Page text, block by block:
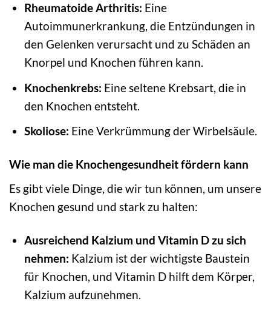
Rheumatoide Arthritis: Eine
Autoimmunerkrankung, die Entzündungen in
den Gelenken verursacht und zu Schäden an
Knorpel und Knochen führen kann.
Knochenkrebs: Eine seltene Krebsart, die in
den Knochen entsteht.
Skoliose: Eine Verkrümmung der Wirbelsäule.
Wie man die Knochengesundheit fördern kann
Es gibt viele Dinge, die wir tun können, um unsere
Knochen gesund und stark zu halten:
Ausreichend Kalzium und Vitamin D zu sich
nehmen: Kalzium ist der wichtigste Baustein
für Knochen, und Vitamin D hilft dem Körper,
Kalzium aufzunehmen.